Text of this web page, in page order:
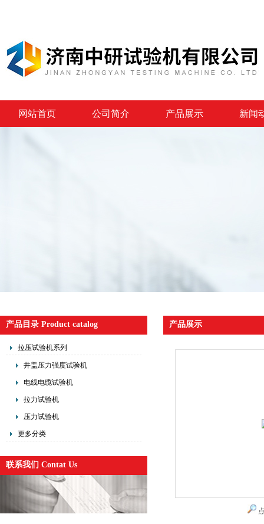
网站首页 公司简介 产品展示 新闻
产品目录 Product catalog
拉压试验机系列
井盖压力强度试验机
电线电缆试验机
拉力试验机
压力试验机
更多分类
联系我们 Contat Us
产品展示